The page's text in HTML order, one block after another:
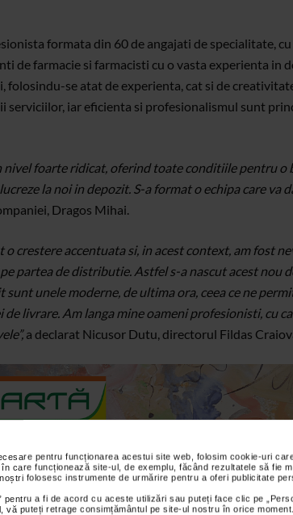
pentru funcționarea acestui site web, folosim cookie-uri
care funcționează site-ul, de exemplu, făcând rezultatele să fie
folosesc instrumente de urmărire pentru a oferi publicitate
pentru a fi de acord cu aceste utilizări sau puteți face clic pe
vă puteți retrage consimțământul pe site-ul nostru în orice moment.
formata din 60 de angajati de specialitate, cu
de farmacie si farmacisti cu o vasta experienta in
folosindu-se atat de experienta, cat si de
iar eficienta si profesionalismul sunt
nivel foarte ridicat, oferind toate conditiile pentru o
la noi in depozit. S-a format o echipa care va
Dragos Mihai.
crestere accentuata si, in acest context, am fost
partea de distributie. Astfel s-a nascut acest nou
unele moderne, de ultima ora, ceea ce ne
livrare. Am langa mine oameni profesionisti, cu
a declarat Nicusor Dutu, directorul Fildas
internationale de calitate si echipat cu
pentru asigurarea unor servicii recunoscute si